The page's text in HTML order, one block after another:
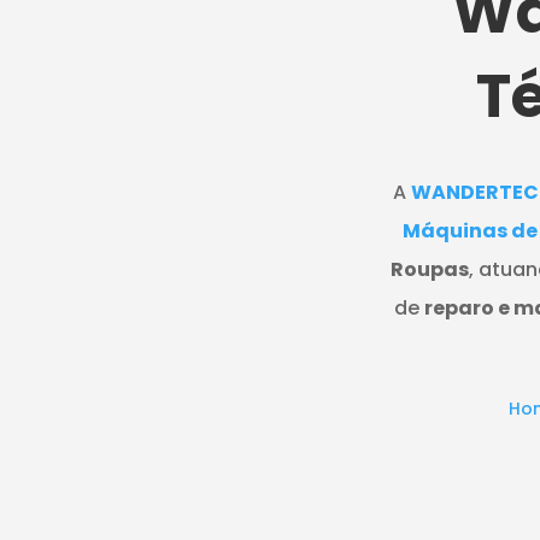
AWANDERTEC
Máquinas
Roupas,
de reparo e